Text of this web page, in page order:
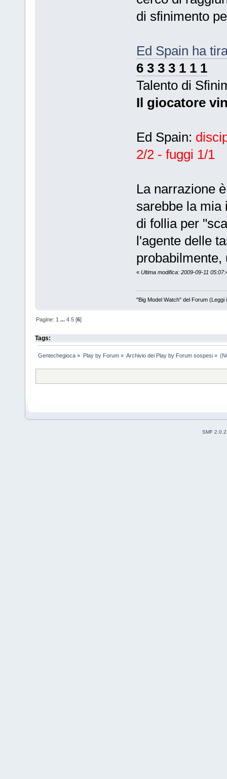
di sfinimento
Ed Spain ha
6 3 3 3 1 1 1
Talento di
Il giocatore
Ed Spain:
2/2 - fuggi 1/1
La narrazione
sarebbe la mia
di follia per
l'agente delle
« Ultima modifica: 2009-09-11
"Big Model Watch" del Forum
Pagine: 1 ...4 5 [6]
Tags:
Gentechegioca » Play by Forum» Archivio dei Play by Forum sospesi»
SMF 2.0.2